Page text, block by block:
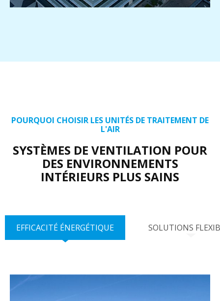
POURQUOI CHOISIR LES UNITÉS DE TRAITEMENT DE
L'AIR
SYSTÈMES DE VENTILATION POUR
DES ENVIRONNEMENTS
INTÉRIEURS PLUS SAINS
EFFICACITÉ ÉNERGÉTIQUE SOLUTIONS